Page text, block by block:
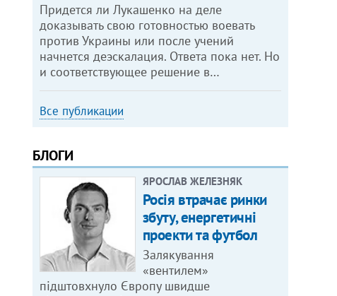
Придется ли Лукашенко на деле
доказывать свою готовностью воевать
против Украины или после учений
начнется деэскалация. Ответа пока нет. Но
и соответствующее решение в…
Все публикации
БЛОГИ
ЯРОСЛАВ ЖЕЛЕЗНЯК
Росія втрачає ринки
збуту, енергетичні
проекти та футбол
Залякування
«вентилем»
підштовхнуло Європу швидше